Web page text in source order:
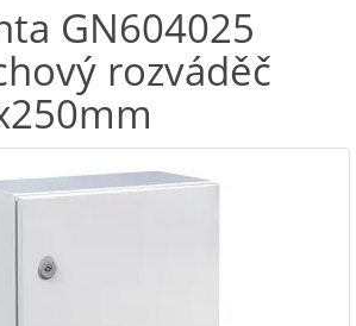
GN604025
rozváděč